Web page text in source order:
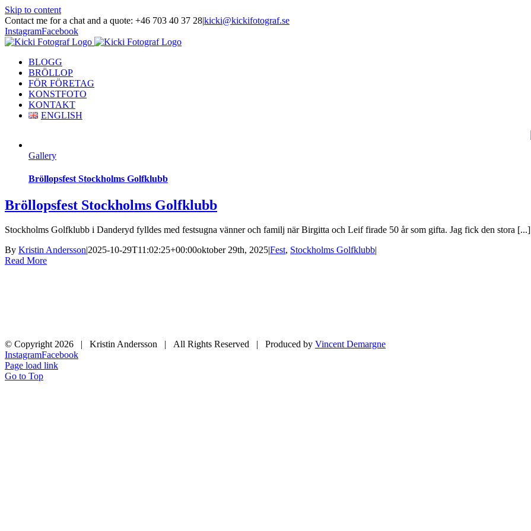
Skip to content
Contact me for a chat and a quote: +46 703 40 37 28|kicki@kickifotograf.se
InstagramFacebook
BLOGG
BRÖLLOP
FÖR FÖRETAG
KONSTFOTO
KONTAKT
ENGLISH
Gallery
Bröllopsfest Stockholms Golfklubb
Bröllopsfest Stockholms Golfklubb
Stockholms Golfklubb i Danderyd fylldes med festsugna vänner och familj när Birgitta och Leif firade 50 år som gifta. Jag fick den stora [...]
By Kristin Andersson|2025-10-29T11:02:25+00:00oktober 29th, 2025|Fest, Stockholms Golfklubb|
Read More
© Copyright 2026 | Kristin Andersson | All Rights Reserved | Produced by Vincent Demargne
InstagramFacebook
Page load link
Go to Top